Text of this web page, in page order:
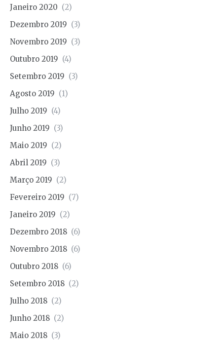
Janeiro 2020 (2)
Dezembro 2019 (3)
Novembro 2019 (3)
Outubro 2019 (4)
Setembro 2019 (3)
Agosto 2019 (1)
Julho 2019 (4)
Junho 2019 (3)
Maio 2019 (2)
Abril 2019 (3)
Março 2019 (2)
Fevereiro 2019 (7)
Janeiro 2019 (2)
Dezembro 2018 (6)
Novembro 2018 (6)
Outubro 2018 (6)
Setembro 2018 (2)
Julho 2018 (2)
Junho 2018 (2)
Maio 2018 (3)